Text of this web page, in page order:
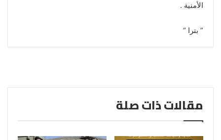
الأمنية .
” بترا “
مقالات ذات صلة